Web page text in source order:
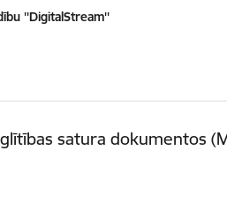
''DigitalStream''
satura dokumentos